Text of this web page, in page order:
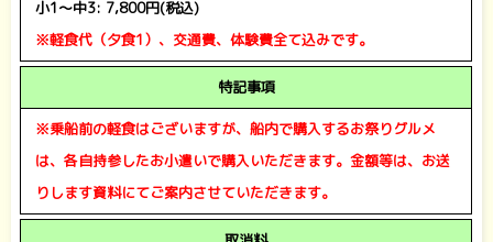
小1～中3: 7,800円(税込)
※軽食代（夕食1）、交通費、体験費全て込みです。
特記事項
※乗船前の軽食はございますが、船内で購入するお祭りグルメ
は、各自持参したお小遣いで購入いただきます。金額等は、お送
りします資料にてご案内させていただきます。